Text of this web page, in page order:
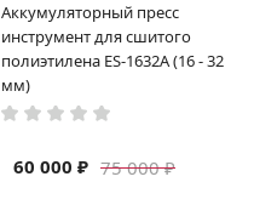
Аккумуляторный пресс
инструмент для сшитого
полиэтилена ES-1632A (16 - 32
мм)
75 000 ₽
60 000 ₽